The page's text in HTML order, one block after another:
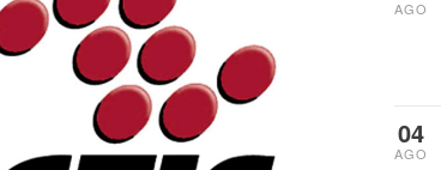
AGO
04
AGO